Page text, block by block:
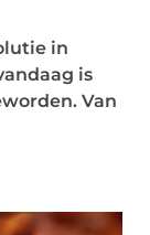
in
is
Van